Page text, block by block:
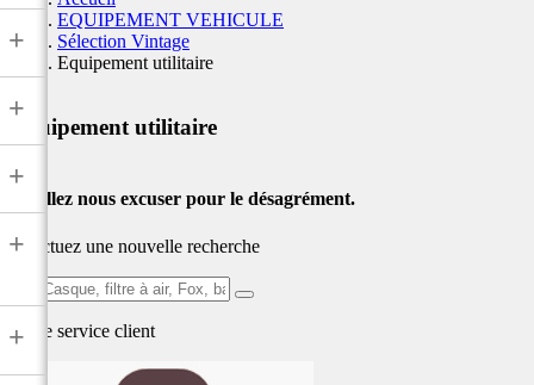
+
+
+
+
+
EQUIPEMENT VEHICULE
Sélection Vintage
Equipement utilitaire
Equipement utilitaire
Veuillez nous excuser pour le désagrément.
Effectuez une nouvelle recherche
Ex:
Notre service client